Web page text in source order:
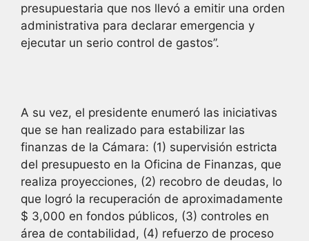
presupuestaria que nos llevó a emitir una orden
administrativa para declarar emergencia y
ejecutar un serio control de gastos”.
A su vez, el presidente enumeró las iniciativas
que se han realizado para estabilizar las
finanzas de la Cámara: (1) supervisión estricta
del presupuesto en la Oficina de Finanzas, que
realiza proyecciones, (2) recobro de deudas, lo
que logró la recuperación de aproximadamente
$ 3,000 en fondos públicos, (3) controles en
área de contabilidad, (4) refuerzo de proceso